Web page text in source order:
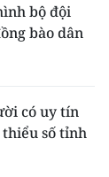
bộ đội
bào dân
có uy tín
số tỉnh